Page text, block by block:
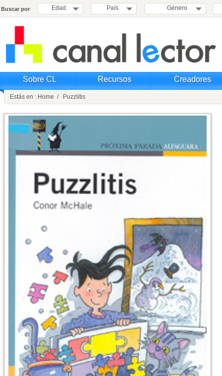
Buscar por Edad País Género
Sobre CL Recursos Creadores
Estás en : Home / Puzzlitis